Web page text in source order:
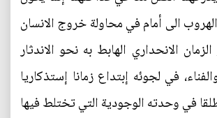
الى أمام في محاولة خروج الانسان
الانحداري الهابط به نحو الاندثار
في لجوئه إبتداع زمانا إستذكاريا
في وحدته الوجودية التي تختلط فيها